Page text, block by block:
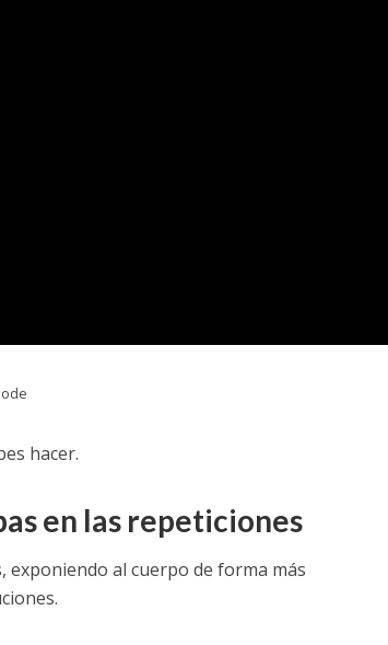
hacer.
en las repeticiones
exponiendo al cuerpo de forma más